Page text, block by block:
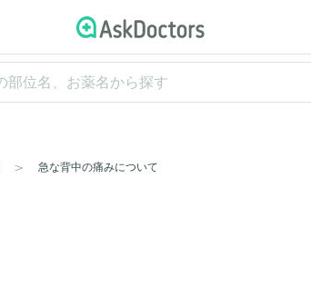
急な背中の痛みについて